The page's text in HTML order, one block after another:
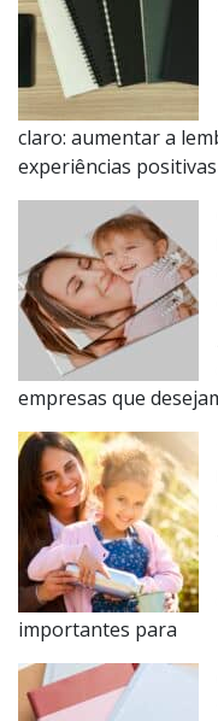
claro: aumentar a
experiências positivas
empresas que
importantes para